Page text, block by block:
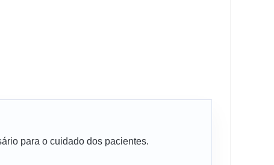
para o cuidado dos pacientes.